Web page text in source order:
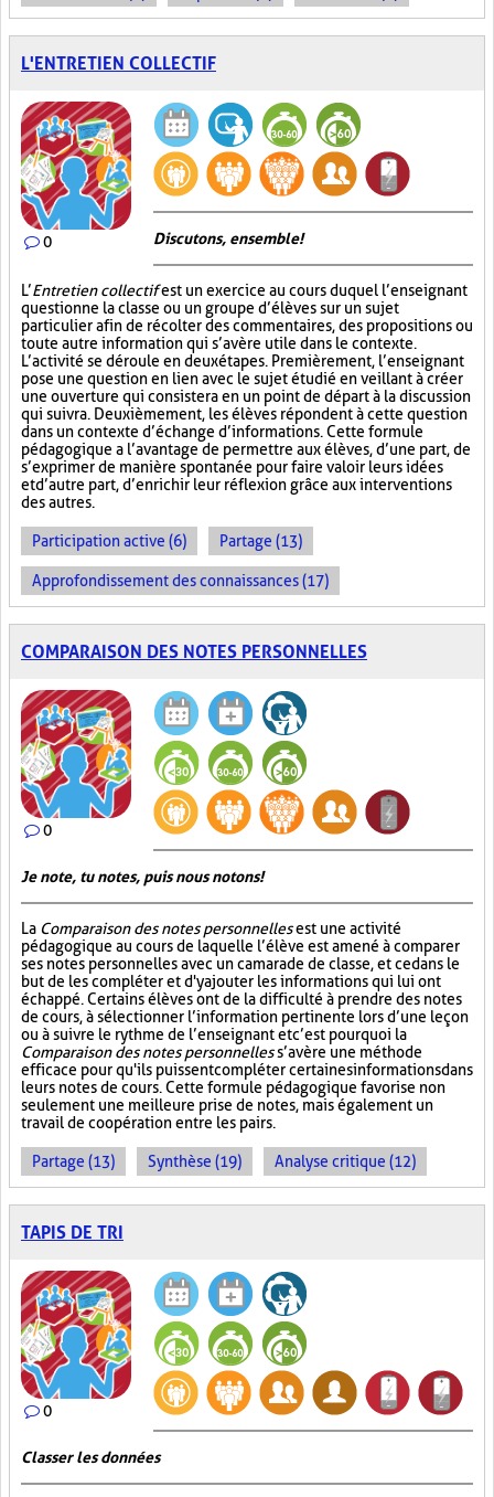
L'ENTRETIEN COLLECTIF
0 Discutons, ensemble!
L’Entretien collectifest un exercice au cours duquel l’enseignant
questionne la classe ou un groupe d’élèves sur un sujet
particulier afin de récolter des commentaires, des propositions ou
toute autre information qui s’avère utile dans le contexte.
L’activité se déroule en deux étapes. Premièrement, l’enseignant
pose une question en lien avec le sujet étudié en veillant à créer
une ouverture qui consistera en un point de départ à la discussion
qui suivra. Deuxièmement, les élèves répondent à cette question
dans un contexte d’échange d’informations. Cette formule
pédagogique a l’avantage de permettre aux élèves, d’une part, de
s’exprimer de manière spontanée pour faire valoir leurs idées
et d’autre part, d’enrichir leur réflexion grâce aux interventions
des autres.
Participation active (6) Partage (13)
Approfondissement des connaissances (17)
COMPARAISON DES NOTES PERSONNELLES
0
Je note, tu notes, puis nous notons!
La Comparaison des notes personnellesest une activité
pédagogique au cours de laquelle l’élève est amené à comparer
ses notes personnelles avec un camarade de classe, et ce dans le
but de les compléter et d'y ajouter les informations qui lui ont
échappé. Certains élèves ont de la difficulté à prendre des notes
de cours, à sélectionner l’information pertinente lors d’une leçon
ou à suivre le rythme de l’enseignant et c’est pourquoi la
Comparaison des notes personnelless’avère une méthode
efficace pour qu'ils puissent compléter certaines informations dans
leurs notes de cours. Cette formule pédagogique favorise non
seulement une meilleure prise de notes, mais également un
travail de coopération entre les pairs.
Partage (13) Synthèse (19) Analyse critique (12)
TAPIS DE TRI
0
Classer les données